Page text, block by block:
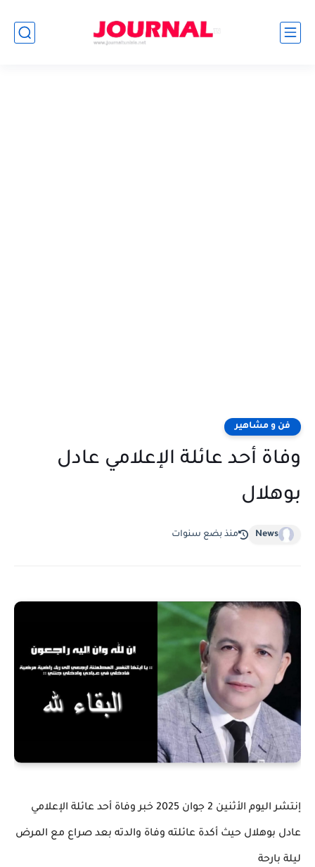
فن و مشاهير
وفاة أحد عائلة الإعلامي عادل
بوهلال
News منذ بضع سنوات
إنتشر اليوم الأثنين 2 جوان 2025 خبر وفاة أحد عائلة الإعلامي
عادل بوهلال حيث أكدة عائلته وفاة والدته بعد صراع مع المرض
ليلة بارحة